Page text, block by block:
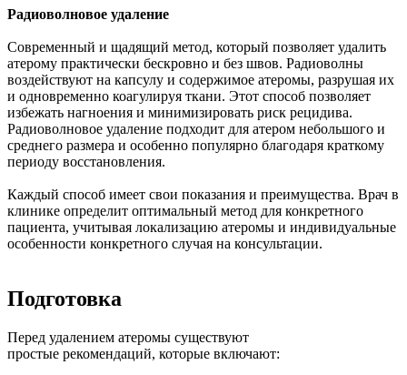
Радиоволновое удаление
Современный и щадящий метод, который позволяет удалить
атерому практически бескровно и без швов. Радиоволны
воздействуют на капсулу и содержимое атеромы, разрушая их
и одновременно коагулируя ткани. Этот способ позволяет
избежать нагноения и минимизировать риск рецидива.
Радиоволновое удаление подходит для атером небольшого и
среднего размера и особенно популярно благодаря краткому
периоду восстановления.
Каждый способ имеет свои показания и преимущества. Врач в
клинике определит оптимальный метод для конкретного
пациента, учитывая локализацию атеромы и индивидуальные
особенности конкретного случая на консультации.
Подготовка
Перед удалением атеромы существуют
простые рекомендаций, которые включают: